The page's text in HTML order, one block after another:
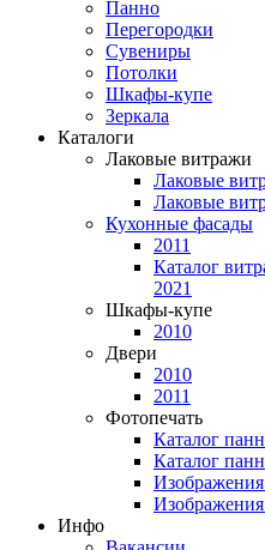
Панно
Перегородки
Сувениры
Потолки
Шкафы-купе
Зеркала
Каталоги
Лаковые витражи
Лаковые
Лаковые
Кухонные фасады
2011
Каталог
2021
Шкафы-купе
2010
Двери
2010
2011
Фотопечать
Каталог
Каталог
Изображения
Изображения
Инфо